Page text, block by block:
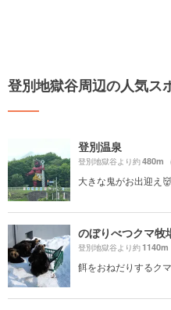
登別地獄谷周辺の人気ス
登別温泉
登別地獄谷より約480m
大きな鬼がお出迎え👹
のぼりべつクマ牧
登別地獄谷より約1140m
餌をおねだりするク